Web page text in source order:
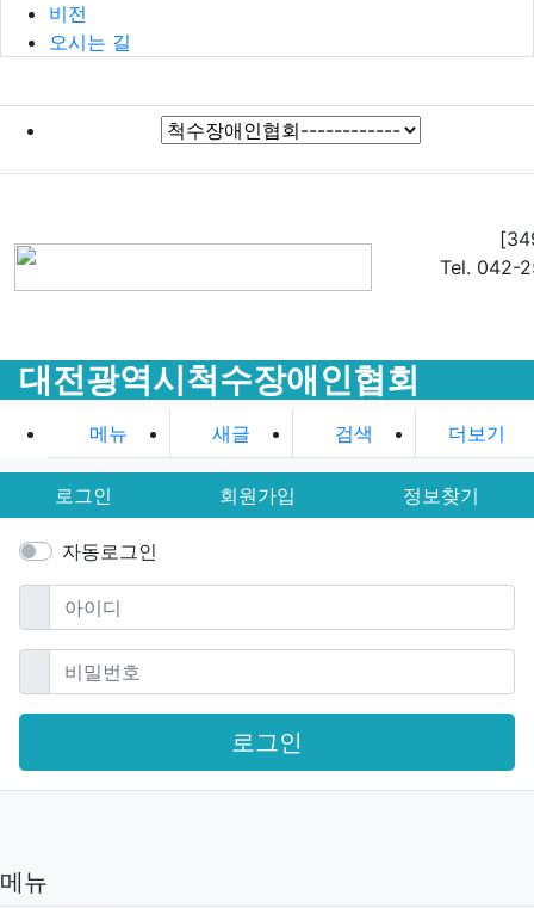
비전
오시는 길
Tel. 042-
대전광역시척수장애인협회
메뉴 새글 검색 더보기
로그인 회원가입 정보찾기
자동로그인
아이디필수
비밀번호필수
로그인
메뉴